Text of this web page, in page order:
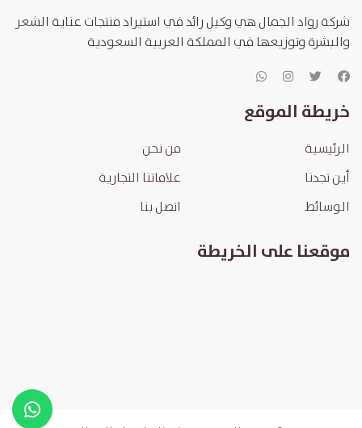
شركة رواد الجمال هي وكيل رائد في استيراد منتجات عناية الشعر
والبشرة وتوزيعها في المملكة العربية السعودية
خريطة الموقع
الرئيسية
من نحن
أين تجدنا
علاماتنا التجارية
الوسائط
اتصل بنا
موقعنا على الخريطة